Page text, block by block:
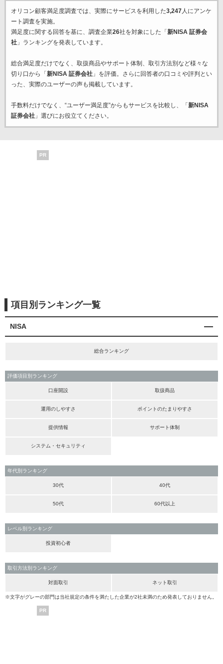
オリコン顧客満足度調査では、実際にサービスを利用した3,247人にアンケ
ート調査を実施。
満足度に関する回答を基に、調査企業26社を対象にした「 新NISA 証券会
社」ランキングを発表しています。
総合満足度だけでなく、取扱商品やサポート体制、取引方法別など様々な
切り口から「 新NISA 証券会社」を評価。さらに回答者の口コミや評判とい
った、実際のユーザーの声も掲載しています。
手数料だけでなく、“ユーザー満足度”からもサービスを比較し、「 新NISA
証券会社」選びにお役立てください。
PR
項目別ランキング一覧
NISA
総合ランキング
評価項目別ランキング
口座開設 取扱商品
運用のしやすさ ポイントのたまりやすさ
提供情報 サポート体制
システム・セキュリティ
年代別ランキング
30代 40代
50代 60代以上
レベル別ランキング
投資初心者
取引方法別ランキング
対面取引 ネット取引
※文字がグレーの部門は当社規定の条件を満たした企業が2社未満のため発表しておりません。
PR